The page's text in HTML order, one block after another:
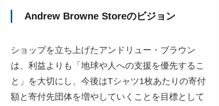
Andrew Browne Storeのビジョン
ショップを立ち上げたアンドリュー・ブラウン
は、利益よりも「地球や人への支援を優先するこ
と」を大切にし、今後はTシャツ1枚あたりの寄付
額と寄付先団体を増やしていくことを目標として